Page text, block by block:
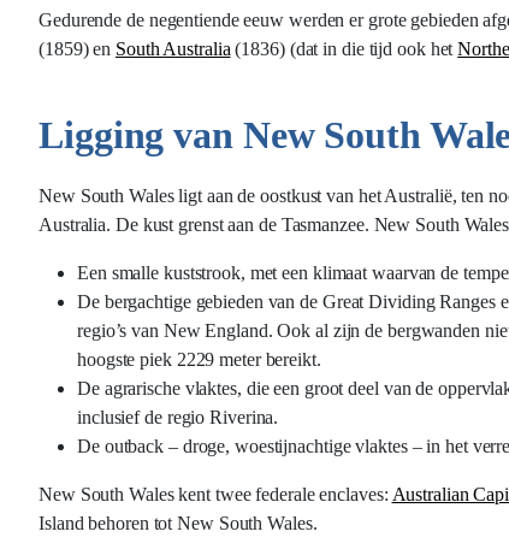
Gedurende de negentiende eeuw werden er grote gebieden
(1859) en South Australia (1836) (dat in die tijd ook het
Ligging van New South
New South Wales ligt aan de oostkust van het Australië, ten
Australia. De kust grenst aan de Tasmanzee. New South
Een smalle kuststrook, met een klimaat waarvan de
De bergachtige gebieden van de Great Dividing Ranges
regio’s van New England. Ook al zijn de bergwanden
hoogste piek 2229 meter bereikt.
De agrarische vlaktes, die een groot deel van de
inclusief de regio Riverina.
De outback – droge, woestijnachtige vlaktes – in het
New South Wales kent twee federale enclaves: Australian
Island behoren tot New South Wales.